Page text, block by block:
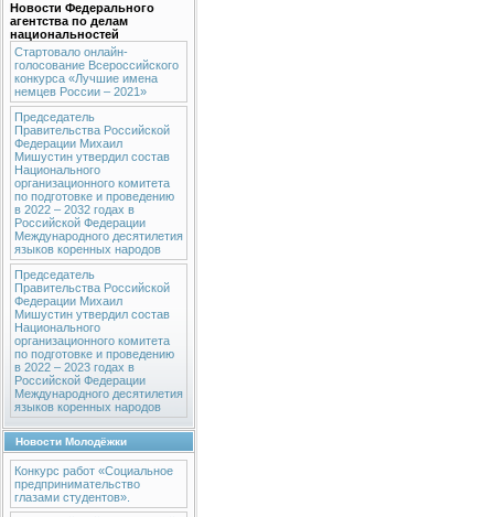
Новости Федерального
агентства по делам
национальностей
Стартовало онлайн-
голосование Всероссийского
конкурса «Лучшие имена
немцев России – 2021»
Председатель
Правительства Российской
Федерации Михаил
Мишустин утвердил состав
Национального
организационного комитета
по подготовке и проведению
в 2022 – 2032 годах в
Российской Федерации
Международного десятилетия
языков коренных народов
Председатель
Правительства Российской
Федерации Михаил
Мишустин утвердил состав
Национального
организационного комитета
по подготовке и проведению
в 2022 – 2023 годах в
Российской Федерации
Международного десятилетия
языков коренных народов
Новости Молодёжки
Конкурс работ «Социальное
предпринимательство
глазами студентов».